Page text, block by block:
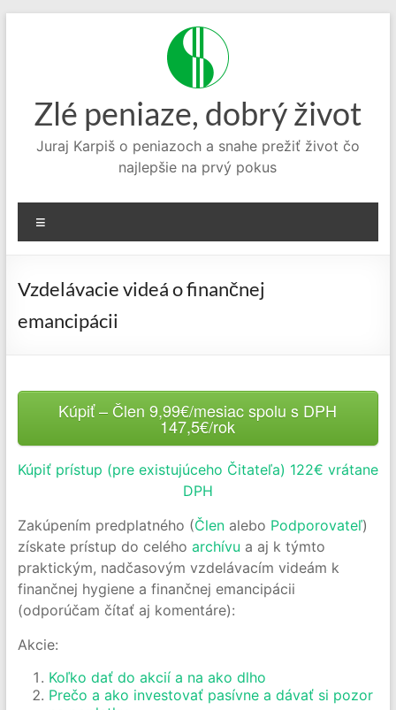
Zlé peniaze, dobrý život
Juraj Karpiš o peniazoch a snahe prežiť život čo
najlepšie na prvý pokus
Vzdelávacie videá o finančnej
emancipácii
Kúpiť – Člen 9,99€/mesiac spolu s DPH
147,5€/rok
Kúpiť prístup (pre existujúceho Čitateľa) 122€ vrátane
DPH
Zakúpením predplatného (Členalebo Podporovateľ)
získate prístup do celého archívu a aj k týmto
praktickým, nadčasovým vzdelávacím videám k
finančnej hygiene a finančnej emancipácii
(odporúčam čítať aj komentáre):
Akcie:
Koľko dať do akcií a na ako dlho
Prečo a ako investovať pasívne a dávať si pozor